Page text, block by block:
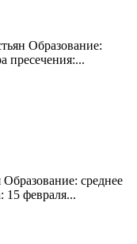
Образование:
пресечения:...
среднее
15 февраля...